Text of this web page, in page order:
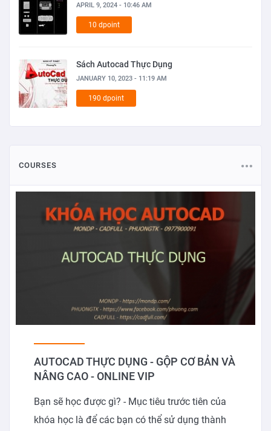
APRIL 9, 2024 - 10:46 AM
10 dpoint
Sách Autocad Thực Dụng
JANUARY 10, 2023 - 11:19 AM
190 dpoint
COURSES
AUTOCAD THỰC DỤNG - GỘP CƠ BẢN VÀ
NÂNG CAO - ONLINE VIP
Bạn sẽ học được gì? - Mục tiêu trước tiên của
khóa học là để các bạn có thể sử dụng thành